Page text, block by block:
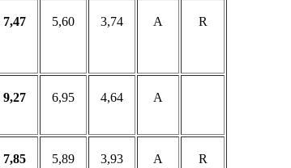
7,47 5,60 3,74 A R
9,27 6,95 4,64 A
7,85 5,89 3,93 A R